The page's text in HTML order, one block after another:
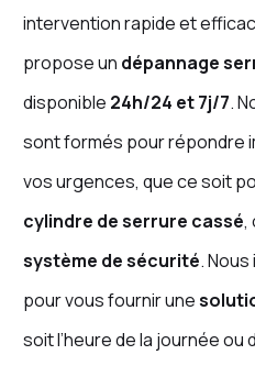
intervention rapide et
propose un dépannage
disponible 24h/24 et 7j/7.
sont formés pour répondre
vos urgences, que ce soit
cylindre de serrure cassé,
système de sécurité.
pour vous fournir une
soit l’heure de la journée ou